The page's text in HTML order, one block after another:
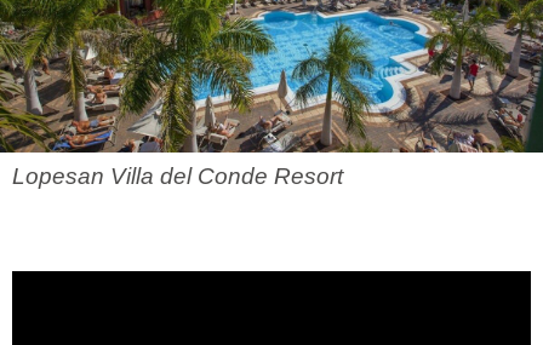
Lopesan Villa del Conde Resort